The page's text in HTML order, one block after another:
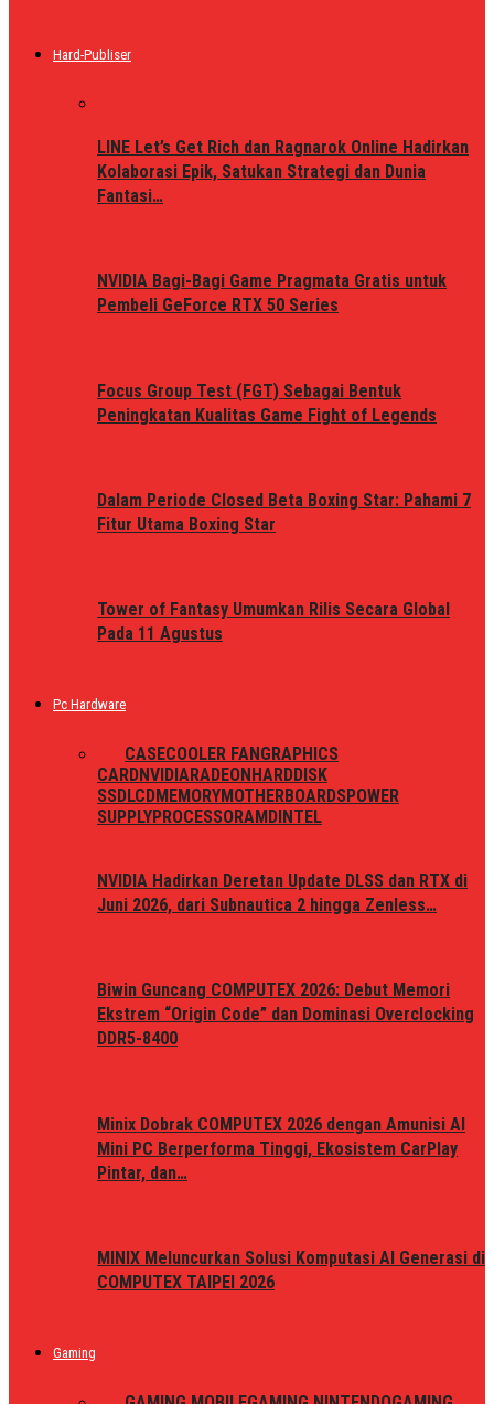
Hard-Publiser
LINE Let’s Get Rich dan Ragnarok Online Hadirkan
Kolaborasi Epik, Satukan Strategi dan Dunia
Fantasi…
NVIDIA Bagi-Bagi Game Pragmata Gratis untuk
Pembeli GeForce RTX 50 Series
Focus Group Test (FGT) Sebagai Bentuk
Peningkatan Kualitas Game Fight of Legends
Dalam Periode Closed Beta Boxing Star: Pahami 7
Fitur Utama Boxing Star
Tower of Fantasy Umumkan Rilis Secara Global
Pada 11 Agustus
Pc Hardware
CASECOOLER FAN GRAPHICS
CARDNVIDIARADEON HARDDISK
SSDLCDMEMORYMOTHERBOARDSPOWER
SUPPLYPROCESSORAMD INTEL
NVIDIA Hadirkan Deretan Update DLSS dan RTX di
Juni 2026, dari Subnautica 2 hingga Zenless…
Biwin Guncang COMPUTEX 2026: Debut Memori
Ekstrem “Origin Code” dan Dominasi Overclocking
DDR5-8400
Minix Dobrak COMPUTEX 2026 dengan Amunisi AI
Mini PC Berperforma Tinggi, Ekosistem CarPlay
Pintar, dan…
MINIX Meluncurkan Solusi Komputasi AI Generasi di
COMPUTEX TAIPEI 2026
Gaming